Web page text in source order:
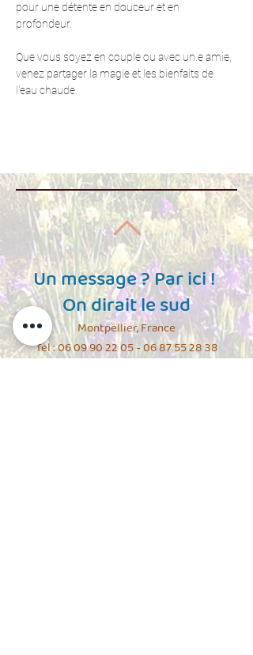
pour une détente en douceur et en
profondeur.
Que vous soyez en couple ou avec un.e amie,
venez partager la magie et les bienfaits de
l'eau chaude.
On dirait le sud
Montpellier, France
Tel :06 09 90 22 05 - 06 87 5528 38
Un message ? Par ici !